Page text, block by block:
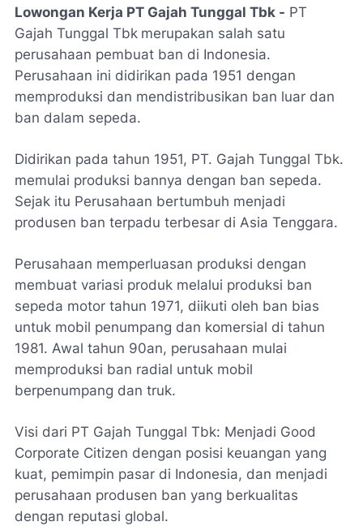
Lowongan Kerja PT Gajah Tunggal Tbk - PT
Gajah Tunggal Tbk merupakan salah satu
perusahaan pembuat ban di Indonesia.
Perusahaan ini didirikan pada 1951 dengan
memproduksi dan mendistribusikan ban luar dan
ban dalam sepeda.
Didirikan pada tahun 1951, PT. Gajah Tunggal Tbk.
memulai produksi bannya dengan ban sepeda.
Sejak itu Perusahaan bertumbuh menjadi
produsen ban terpadu terbesar di Asia Tenggara.
Perusahaan memperluasan produksi dengan
membuat variasi produk melalui produksi ban
sepeda motor tahun 1971, diikuti oleh ban bias
untuk mobil penumpang dan komersial di tahun
1981. Awal tahun 90an, perusahaan mulai
memproduksi ban radial untuk mobil
berpenumpang dan truk.
Visi dari PT Gajah Tunggal Tbk: Menjadi Good
Corporate Citizen dengan posisi keuangan yang
kuat, pemimpin pasar di Indonesia, dan menjadi
perusahaan produsen ban yang berkualitas
dengan reputasi global.